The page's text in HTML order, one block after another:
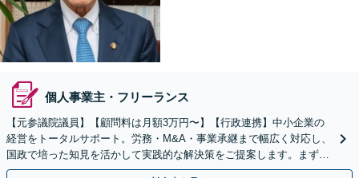
個人事業主・フリーランス
【元参議院議員】【顧問料は月額3万円〜】【行政連携】中小企業の
経営をトータルサポート。労務・M&A・事業承継まで幅広く対応し、
国政で培った知見を活かして実践的な解決策をご提案します。まずは
お気軽にご相談ください。